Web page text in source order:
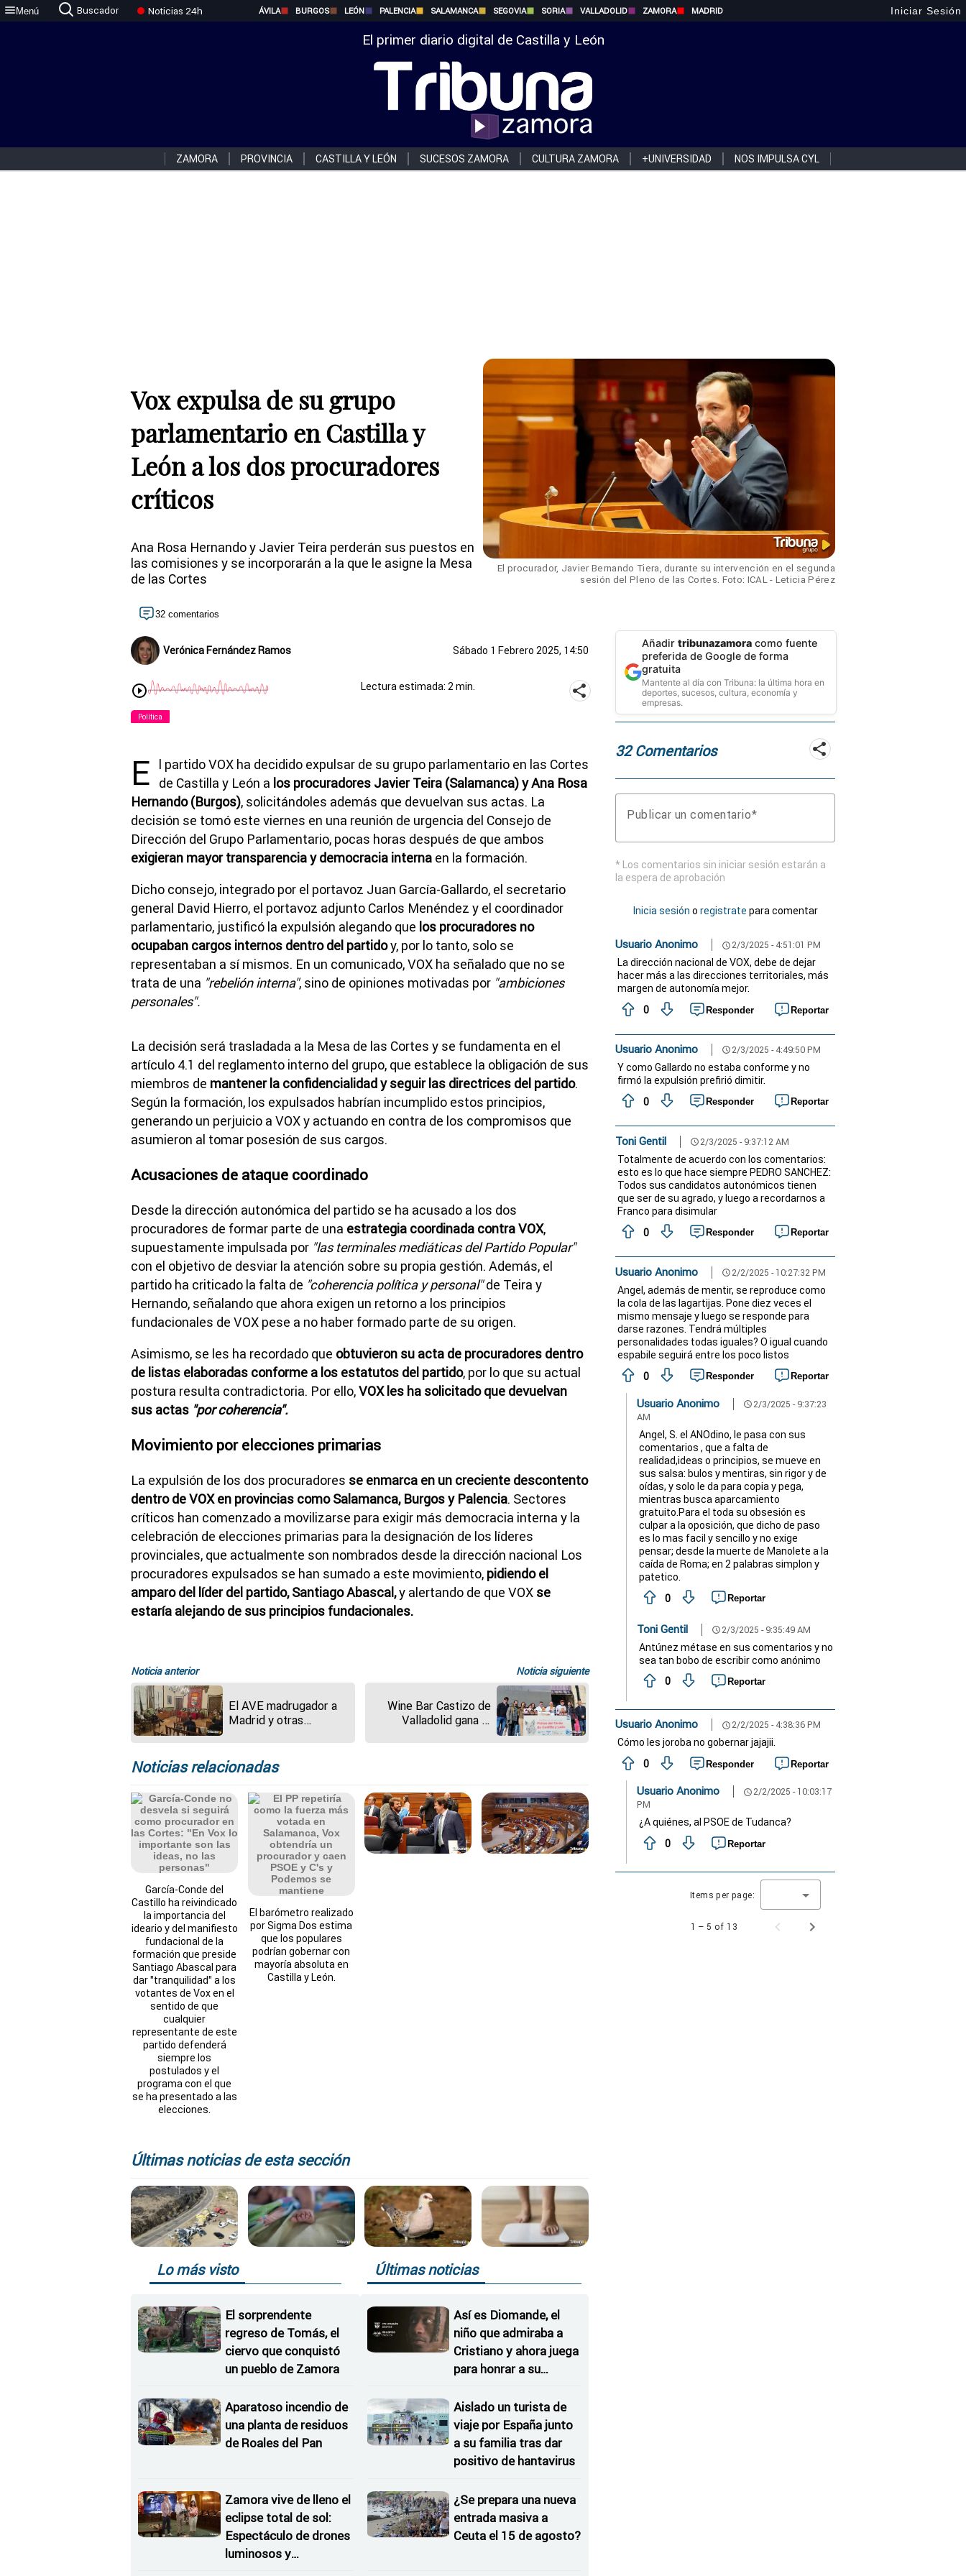
Menú Buscador Noticias 24h ÁVILA BURGOS LEÓN PALENCIA SALAMANCA SEGOVIA SORIA VALLADOLID ZAMORA MADRID Iniciar Sesión
El primer diario digital de Castilla y León
ZAMORA PROVINCIA CASTILLA Y LEÓN SUCESOS ZAMORA CULTURA ZAMORA +UNIVERSIDAD NOS IMPULSA CYL
Vox expulsa de su grupo
parlamentario en Castilla y
León a los dos procuradores
críticos
Ana Rosa Hernando y Javier Teira perderán sus puestos en
las comisiones y se incorporarán a la que le asigne la Mesa
de las Cortes
El procurador, Javier Bernando Tiera, durante su intervención en el segunda
sesión del Pleno de las Cortes. Foto: ICAL - Leticia Pérez
32 comentarios
Verónica Fernández Ramos Sábado 1 Febrero 2025, 14:50
Lectura estimada: 2 min.
Política
E
l partido VOX ha decidido expulsar de su grupo parlamentario en las Cortes
de Castilla y León a los procuradores Javier Teira (Salamanca) y Ana Rosa
Hernando (Burgos), solicitándoles además que devuelvan sus actas. La
decisión se tomó este viernes en una reunión de urgencia del Consejo de
Dirección del Grupo Parlamentario, pocas horas después de que ambos
exigieran mayor transparencia y democracia interna en la formación.
Dicho consejo, integrado por el portavoz Juan García-Gallardo, el secretario
general David Hierro, el portavoz adjunto Carlos Menéndez y el coordinador
parlamentario, justificó la expulsión alegando que los procuradores no
ocupaban cargos internos dentro del partidoy, por lo tanto, solo se
representaban a sí mismos. En un comunicado, VOX ha señalado que no se
trata de una "rebelión interna", sino de opiniones motivadas por "ambiciones
personales".
La decisión será trasladada a la Mesa de las Cortes y se fundamenta en el
artículo 4.1 del reglamento interno del grupo, que establece la obligación de sus
miembros de mantener la confidencialidad y seguir las directrices del partido.
Según la formación, los expulsados habrían incumplido estos principios,
generando un perjuicio a VOX y actuando en contra de los compromisos que
asumieron al tomar posesión de sus cargos.
Acusaciones de ataque coordinado
Desde la dirección autonómica del partido se ha acusado a los dos
procuradores de formar parte de una estrategia coordinada contra VOX,
supuestamente impulsada por "las terminales mediáticas del Partido Popular"
con el objetivo de desviar la atención sobre su propia gestión. Además, el
partido ha criticado la falta de "coherencia política y personal"de Teira y
Hernando, señalando que ahora exigen un retorno a los principios
fundacionales de VOX pese a no haber formado parte de su origen.
Asimismo, se les ha recordado que obtuvieron su acta de procuradores dentro
de listas elaboradas conforme a los estatutos del partido, por lo que su actual
postura resulta contradictoria. Por ello,VOX les ha solicitado que devuelvan
sus actas "por coherencia".
Movimiento por elecciones primarias
La expulsión de los dos procuradores se enmarca en un creciente descontento
dentro de VOX en provincias como Salamanca, Burgos y Palencia. Sectores
críticos han comenzado a movilizarse para exigir más democracia interna y la
celebración de elecciones primarias para la designación de los líderes
provinciales, que actualmente son nombrados desde la dirección nacional Los
procuradores expulsados se han sumado a este movimiento, pidiendo el
amparo del líder del partido, Santiago Abascal,y alertando de que VOX se
estaría alejando de sus principios fundacionales.
Noticia anterior
El AVE madrugador a
Madrid y otras
constituida en Zamora
Noticia siguiente
Wine Bar Castizo de
Valladolid gana el
Noticias relacionadas
García-Conde del
Castillo ha reivindicado
la importancia del
ideario y del manifiesto
fundacional de la
formación que preside
Santiago Abascal para
dar "tranquilidad" a los
votantes de Vox en el
sentido de que
cualquier
representante de este
partido defenderá
siempre los
postulados y el
programa con el que
se ha presentado a las
elecciones.
El barómetro realizado
por Sigma Dos estima
que los populares
podrían gobernar con
mayoría absoluta en
Castilla y León.
Últimas noticias de esta sección
Lo más visto
El sorprendente
regreso de Tomás, el
ciervo que conquistó
un pueblo de Zamora
Aparatoso incendio de
una planta de residuos
de Roales del Pan
Zamora vive de lleno el
eclipse total de sol:
Espectáculo de drones
luminosos y
Últimas noticias
Así es Diomande, el
niño que admiraba a
Cristiano y ahora juega
para honrar a su
Aislado un turista de
viaje por España junto
a su familia tras dar
positivo de hantavirus
¿Se prepara una nueva
entrada masiva a
Ceuta el 15 de agosto?
Añadir tribunazamora como fuente
preferida de Google de forma
gratuita
Mantente al día con Tribuna: la última hora en
deportes, sucesos, cultura, economía y
empresas.
32 Comentarios
Publicar un comentario
* Los comentarios sin iniciar sesión estarán a
la espera de aprobación
Inicia sesión o registrate para comentar
Usuario Anonimo schedule2/3/2025 - 4:51:01 PM
La dirección nacional de VOX, debe de dejar
hacer más a las direcciones territoriales, más
margen de autonomía mejor.
0
Responder Reportar
Usuario Anonimo schedule2/3/2025 - 4:49:50 PM
Y como Gallardo no estaba conforme y no
firmó la expulsión prefirió dimitir.
0
Responder Reportar
Toni Gentil schedule2/3/2025 - 9:37:12 AM
Totalmente de acuerdo con los comentarios:
esto es lo que hace siempre PEDRO SANCHEZ:
Todos sus candidatos autonómicos tienen
que ser de su agrado, y luego a recordarnos a
Franco para disimular
0
Responder Reportar
Usuario Anonimo schedule2/2/2025 - 10:27:32 PM
Angel, además de mentir, se reproduce como
la cola de las lagartijas. Pone diez veces el
mismo mensaje y luego se responde para
darse razones. Tendrá múltiples
personalidades todas iguales? O igual cuando
espabile seguirá entre los poco listos
0
Responder Reportar
Usuario Anonimo schedule2/3/2025 - 9:37:23
AM
Angel, S. el ANOdino, le pasa con sus
comentarios , que a falta de
realidad,ideas o principios, se mueve en
sus salsa: bulos y mentiras, sin rigor y de
oídas, y solo le da para copia y pega,
mientras busca aparcamiento
gratuito.Para el toda su obsesión es
culpar a la oposición, que dicho de paso
es lo mas facil y sencillo y no exige
pensar; desde la muerte de Manolete a la
caída de Roma; en 2 palabras simplon y
patetico.
0
Reportar
Toni Gentil schedule2/3/2025 - 9:35:49 AM
Antúnez métase en sus comentarios y no
sea tan bobo de escribir como anónimo
0
Reportar
Usuario Anonimo schedule2/2/2025 - 4:38:36 PM
Cómo les joroba no gobernar jajajii.
0
Responder Reportar
Usuario Anonimo schedule2/2/2025 - 10:03:17
PM
¿A quiénes, al PSOE de Tudanca?
0
Reportar
Items per page:
1 – 5 of 13